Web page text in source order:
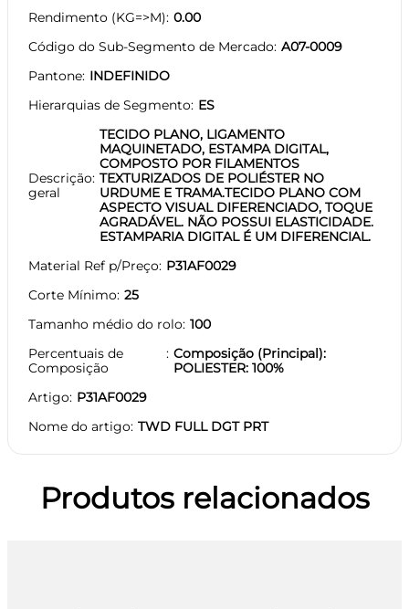
Rendimento (KG=>M) 0.00
Código do Sub-Segmento de Mercado A07-0009
Pantone INDEFINIDO
Hierarquias de Segmento ES
Descrição
geral
TECIDO PLANO, LIGAMENTO
MAQUINETADO, ESTAMPA DIGITAL,
COMPOSTO POR FILAMENTOS
TEXTURIZADOS DE POLIÉSTER NO
URDUME E TRAMA.TECIDO PLANO COM
ASPECTO VISUAL DIFERENCIADO, TOQUE
AGRADÁVEL. NÃO POSSUI ELASTICIDADE.
ESTAMPARIA DIGITAL É UM DIFERENCIAL.
Material Ref p/Preço P31AF0029
Corte Mínimo 25
Tamanho médio do rolo 100
Percentuais de
Composição
Composição (Principal):
POLIESTER: 100%
Artigo P31AF0029
Nome do artigo TWD FULL DGT PRT
Produtos relacionados